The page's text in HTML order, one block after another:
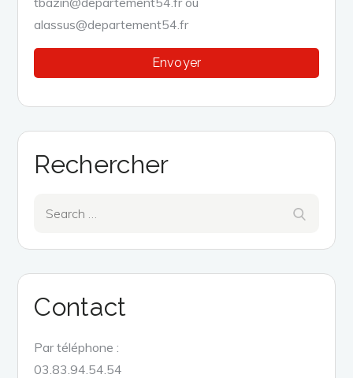
alassus@departement54.fr
Rechercher
Contact
Par téléphone :
03.83.94.54.54